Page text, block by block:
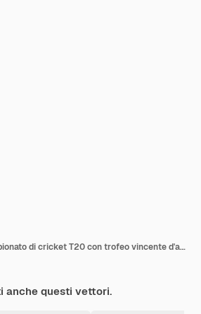
Concetto di campionato di cricket T20 con trofeo vincente d'argento 3D e giocatore battitore sullo sfondo dello stadio.
anche questi vettori.